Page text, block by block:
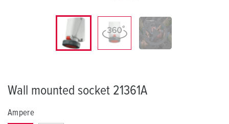
Wall mounted socket 21361A
Ampere